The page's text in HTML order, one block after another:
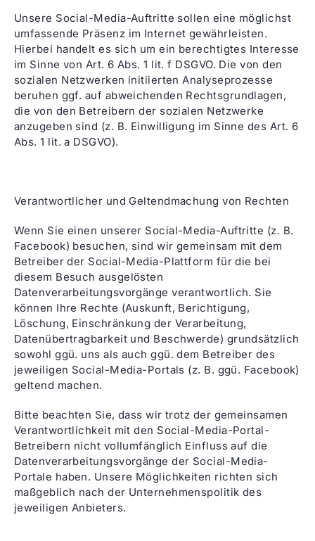
Unsere Social-Media-Auftritte sollen eine möglichst
umfassende Präsenz im Internet gewährleisten.
Hierbei handelt es sich um ein berechtigtes Interesse
im Sinne von Art. 6 Abs. 1 lit. f DSGVO. Die von den
sozialen Netzwerken initiierten Analyseprozesse
beruhen ggf. auf abweichenden Rechtsgrundlagen,
die von den Betreibern der sozialen Netzwerke
anzugeben sind (z. B. Einwilligung im Sinne des Art. 6
Abs. 1 lit. a DSGVO).
Verantwortlicher und Geltendmachung von Rechten
Wenn Sie einen unserer Social-Media-Auftritte (z. B.
Facebook) besuchen, sind wir gemeinsam mit dem
Betreiber der Social-Media-Plattform für die bei
diesem Besuch ausgelösten
Datenverarbeitungsvorgänge verantwortlich. Sie
können Ihre Rechte (Auskunft, Berichtigung,
Löschung, Einschränkung der Verarbeitung,
Datenübertragbarkeit und Beschwerde) grundsätzlich
sowohl ggü. uns als auch ggü. dem Betreiber des
jeweiligen Social-Media-Portals (z. B. ggü. Facebook)
geltend machen.
Bitte beachten Sie, dass wir trotz der gemeinsamen
Verantwortlichkeit mit den Social-Media-Portal-
Betreibern nicht vollumfänglich Einfluss auf die
Datenverarbeitungsvorgänge der Social-Media-
Portale haben. Unsere Möglichkeiten richten sich
maßgeblich nach der Unternehmenspolitik des
jeweiligen Anbieters.